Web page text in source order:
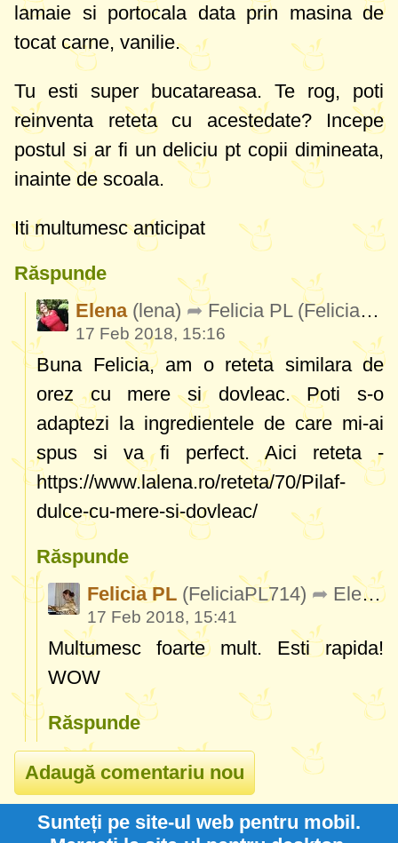
lamaie si portocala data prin masina de
tocat carne, vanilie.
Tu esti super bucatareasa. Te rog, poti
reinventa reteta cu acestedate? Incepe
postul si ar fi un deliciu pt copii dimineata,
inainte de scoala.
Iti multumesc anticipat
Răspunde
Elena (lena) Felicia PL (FeliciaPL714)
17 Feb 2018, 15:16
Buna Felicia, am o reteta similara de
orez cu mere si dovleac. Poti s-o
adaptezi la ingredientele de care mi-ai
spus si va fi perfect. Aici reteta -
https://www.lalena.ro/reteta/70/Pilaf-
dulce-cu-mere-si-dovleac/
Răspunde
Felicia PL (FeliciaPL714) Elena
17 Feb 2018, 15:41
Multumesc foarte mult. Esti rapida!
WOW
Răspunde
Sunteți pe site-ul web pentru mobil.